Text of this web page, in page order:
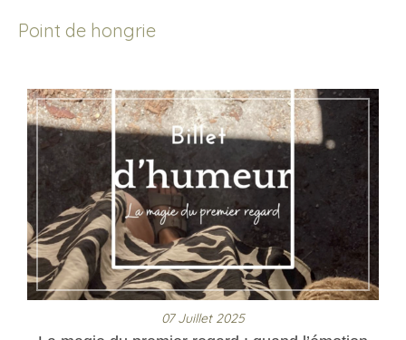
Point de hongrie
07 Juillet 2025